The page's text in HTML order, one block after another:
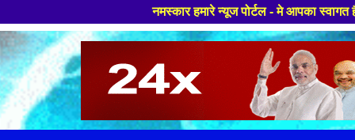
नमस्कार हमारे न्यूज पोर्टल - मे आपका स्वागत हैं ,यहाँ आपको हमेशा